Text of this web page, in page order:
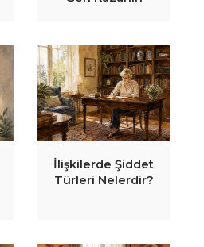
İlişkilerde Şiddet
Türleri Nelerdir?